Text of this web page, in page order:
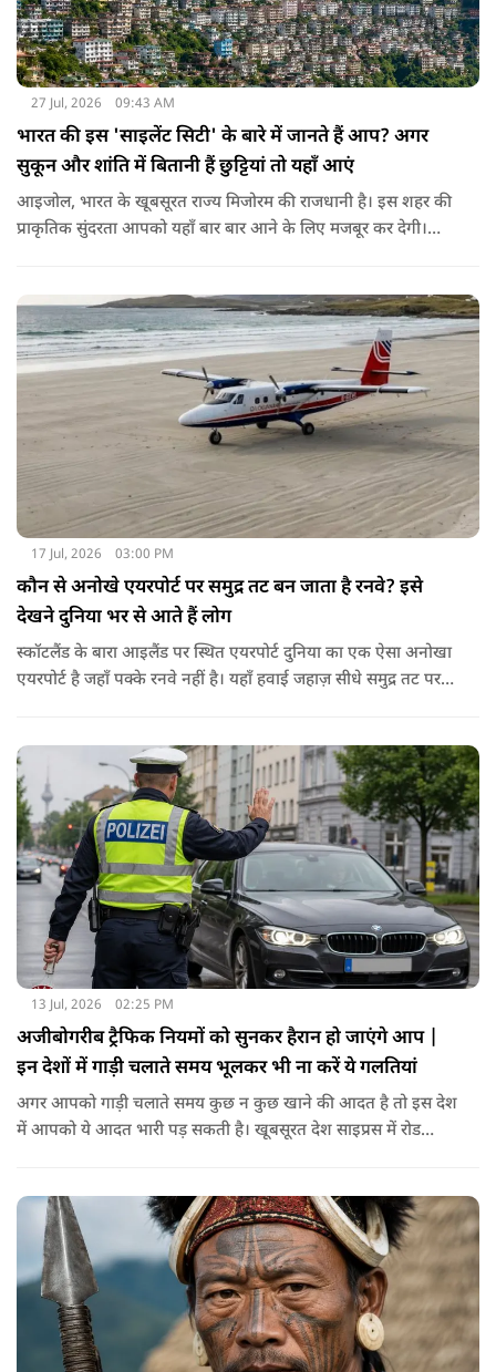
27 Jul, 2026 09:43 AM
भारत की इस 'साइलेंट सिटी' के बारे में जानते हैं आप? अगर
सुकून और शांति में बितानी हैं छुट्टियां तो यहाँ आएं
आइजोल, भारत के खूबसूरत राज्य मिजोरम की राजधानी है। इस शहर की
प्राकृतिक सुंदरता आपको यहाँ बार बार आने के लिए मजबूर कर देगी।
जाम मिलेंगे और न ही कोई ओवरटेक करने वाला। यहाँ की सबसे खास
बात ये है कि यहाँ गाड़ियों का हॉर्न या शोर न के बराबर सुनाई देता है। लोग
यहाँ बेवजह गाड़ी का हॉर्न नहीं बजाते। इसलिए इस शहर को 'साइलेंट
सिटी' का खिताब भी मिला हुआ है।
17 Jul, 2026 03:00 PM
कौन से अनोखे एयरपोर्ट पर समुद्र तट बन जाता है रनवे? इसे
देखने दुनिया भर से आते हैं लोग
स्कॉटलैंड के बारा आइलैंड पर स्थित एयरपोर्ट दुनिया का एक ऐसा अनोखा
एयरपोर्ट है जहाँ पक्के रनवे नहीं है। यहाँ हवाई जहाज़ सीधे समुद्र तट पर
ही रनवे का काम करता है।
13 Jul, 2026 02:25 PM
अजीबोगरीब ट्रैफिक नियमों को सुनकर हैरान हो जाएंगे आप |
इन देशों में गाड़ी चलाते समय भूलकर भी ना करें ये गलतियां
अगर आपको गाड़ी चलाते समय कुछ न कुछ खाने की आदत है तो इस देश
में आपको ये आदत भारी पड़ सकती है। खूबसूरत देश साइप्रस में रोड
होना चाहिए। इसीलिए ड्राइविंग करते समय कुछ भी खाना पीना यहाँ मना
है। अगर आप ऐसा करते हैं तो आपको फाइन भरना पड़ सकता है।